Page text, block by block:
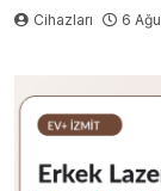
Cihazları 6